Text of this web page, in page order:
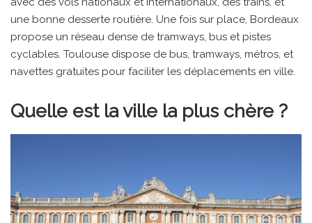
une bonne desserte routière. Une fois sur place, Bordeaux
propose un réseau dense de tramways, bus et pistes
cyclables. Toulouse dispose de bus, tramways, métros, et
navettes gratuites pour faciliter les déplacements en ville.
Quelle est la ville la plus chère ?